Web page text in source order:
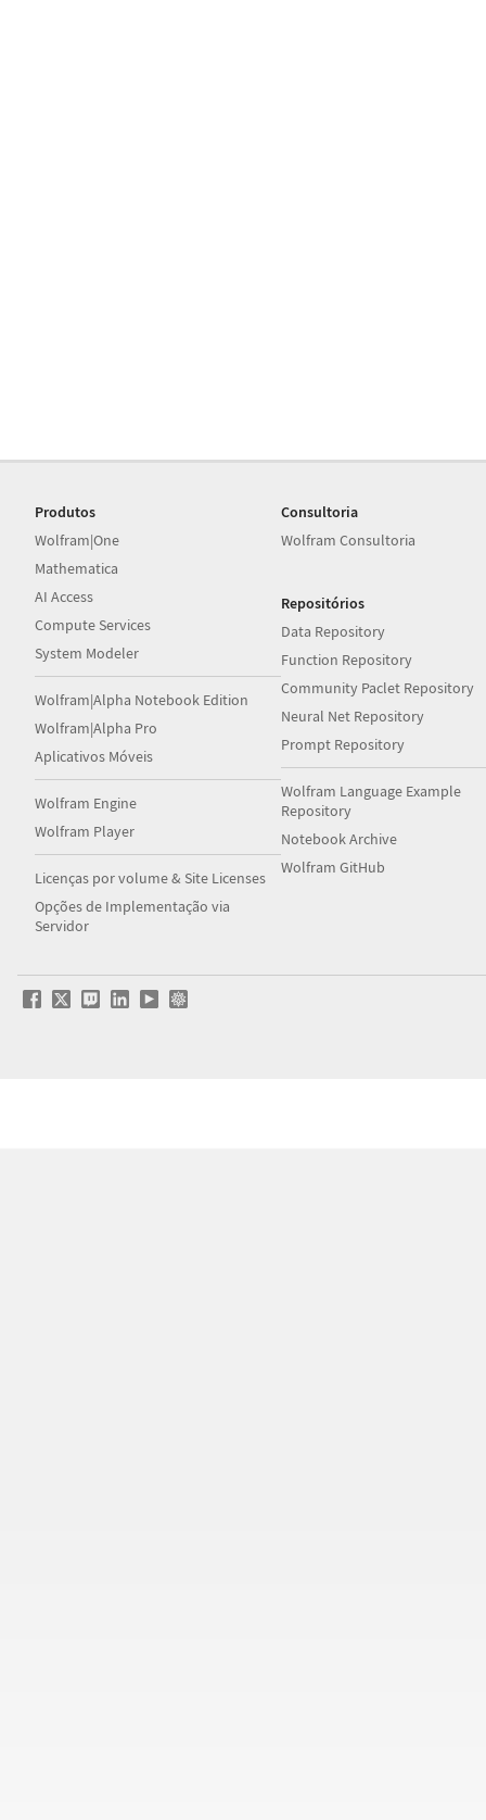
Produtos
Wolfram|One
Mathematica
AI Access
Compute Services
System Modeler
Wolfram|Alpha Notebook Edition
Wolfram|Alpha Pro
Aplicativos Móveis
Wolfram Engine
Wolfram Player
Licenças por volume & Site Licenses
Opções de Implementação via
Servidor
Consultoria
Wolfram Consultoria
Repositórios
Data Repository
Function Repository
Community Paclet Repository
Neural Net Repository
Prompt Repository
Wolfram Language Example
Repository
Notebook Archive
Wolfram GitHub